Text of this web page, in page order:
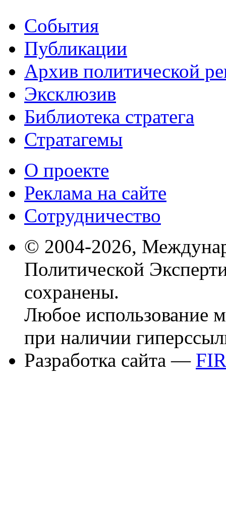
События
Публикации
Архив политической
Эксклюзив
Библиотека стратега
Стратагемы
О проекте
Реклама на сайте
Сотрудничество
© 2004-2026,
Политической
сохранены.
Любое использование
при наличии
Разработка сайта —